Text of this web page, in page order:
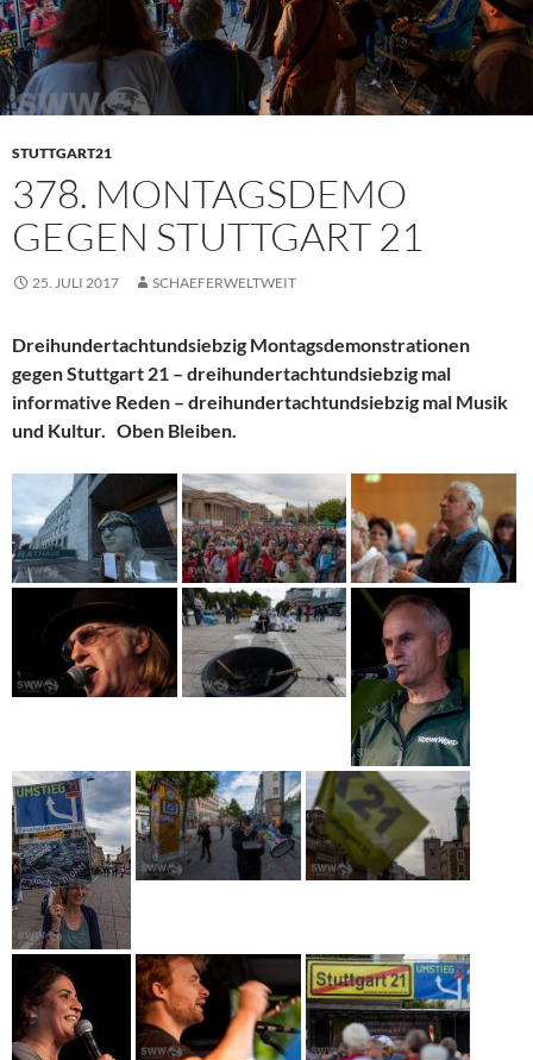
STUTTGART21
378. MONTAGSDEMO
GEGEN STUTTGART 21
25. JULI 2017 SCHAEFERWELTWEIT
Dreihundertachtundsiebzig Montagsdemonstrationen
gegen Stuttgart 21 – dreihundertachtundsiebzig mal
informative Reden – dreihundertachtundsiebzig mal Musik
und Kultur. Oben Bleiben.